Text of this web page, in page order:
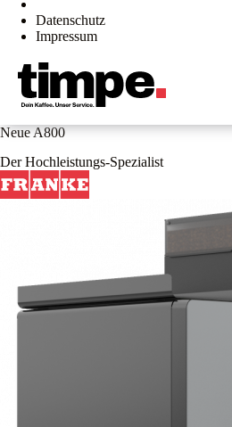
Datenschutz
Impressum
Inhalt
springen
Neue A800
Der Hochleistungs-Spezialist